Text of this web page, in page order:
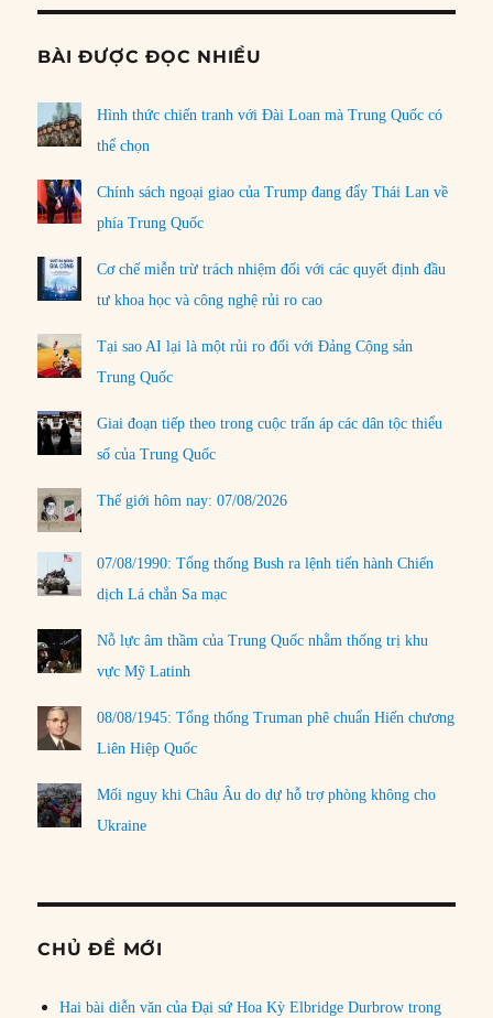
BÀI ĐƯỢC ĐỌC NHIỀU
Hình thức chiến tranh với Đài Loan mà Trung Quốc có
thể chọn
Chính sách ngoại giao của Trump đang đẩy Thái Lan về
phía Trung Quốc
Cơ chế miễn trừ trách nhiệm đối với các quyết định đầu
tư khoa học và công nghệ rủi ro cao
Tại sao AI lại là một rủi ro đối với Đảng Cộng sản
Trung Quốc
Giai đoạn tiếp theo trong cuộc trấn áp các dân tộc thiểu
số của Trung Quốc
Thế giới hôm nay: 07/08/2026
07/08/1990: Tổng thống Bush ra lệnh tiến hành Chiến
dịch Lá chắn Sa mạc
Nỗ lực âm thầm của Trung Quốc nhằm thống trị khu
vực Mỹ Latinh
08/08/1945: Tổng thống Truman phê chuẩn Hiến chương
Liên Hiệp Quốc
Mối nguy khi Châu Âu do dự hỗ trợ phòng không cho
Ukraine
CHỦ ĐỀ MỚI
Hai bài diễn văn của Đại sứ Hoa Kỳ Elbridge Durbrow trong